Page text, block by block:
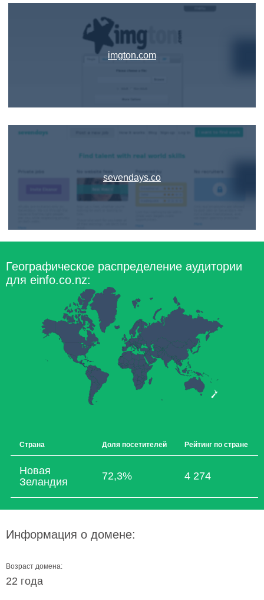
imgton.com
sevendays.co
Географическое распределение аудитории
для einfo.co.nz:
Страна Доля посетителей Рейтинг по стране
Новая
Зеландия
72,3% 4 274
Информация о домене:
Возраст домена:
22 года